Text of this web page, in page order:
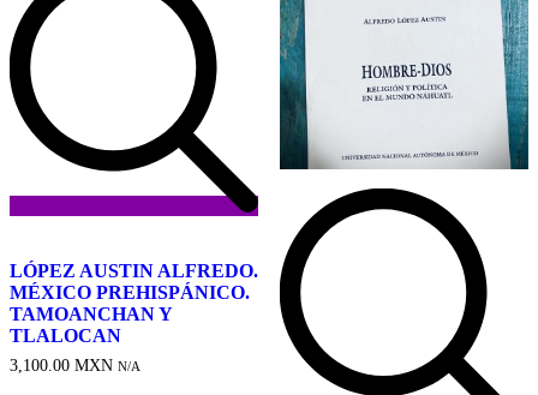
a
la
lista
de
LÓPEZ AUSTIN ALFREDO.
MÉXICO PREHISPÁNICO.
TAMOANCHAN Y
TLALOCAN
3,100.00 MXN N/A